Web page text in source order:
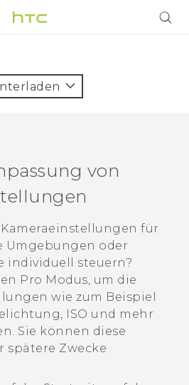
von
für
Umgebungen oder
individuell steuern?
Pro Modus, um die
wie zum Beispiel
ISO und mehr
Sie können diese
spätere Zwecke